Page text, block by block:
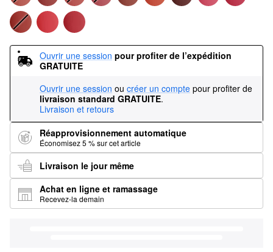
Ouvrir une session pour profiter de l’expédition
GRATUITE
Ouvrir une session ou créer un compte pour profiter de
livraison standard GRATUITE.
Livraison et retours
Réapprovisionnement automatique
Économisez 5 % sur cet article
Livraison le jour même
Achat en ligne et ramassage
Recevez-la demain